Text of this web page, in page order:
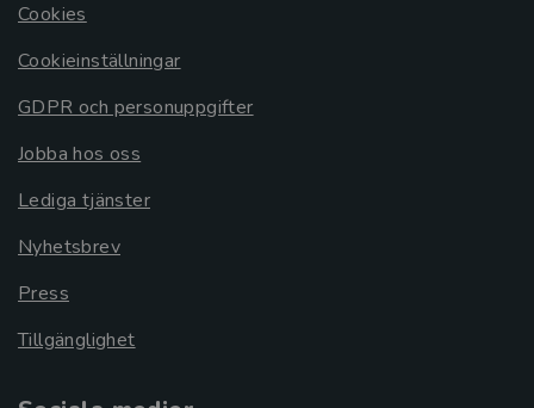
Cookies
Cookieinställningar
GDPR och personuppgifter
Jobba hos oss
Lediga tjänster
Nyhetsbrev
Press
Tillgänglighet